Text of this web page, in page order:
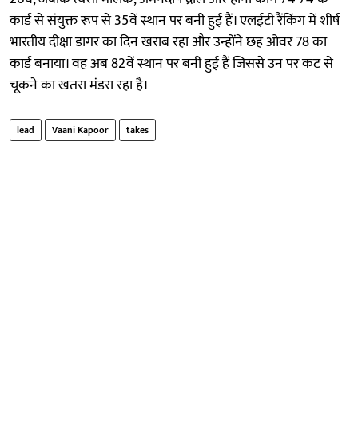
कार्ड से संयुक्त रूप से 35वें स्थान पर बनी हुई हैं। एलईटी रैंकिंग में शीर्ष
भारतीय दीक्षा डागर का दिन खराब रहा और उन्होंने छह ओवर 78 का
कार्ड बनाया। वह अब 82वें स्थान पर बनी हुई हैं जिससे उन पर कट से
चूकने का खतरा मंडरा रहा है।
lead Vaani Kapoor takes